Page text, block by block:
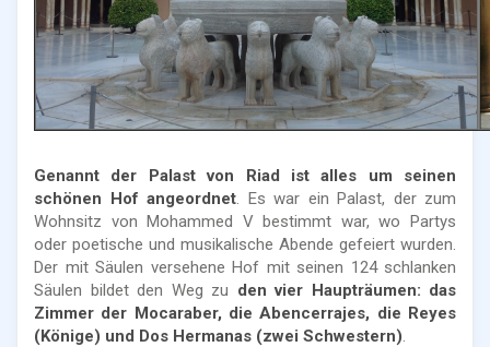
Genannt der Palast von Riad ist alles um seinen
schönen Hof angeordnet. Es war ein Palast, der zum
Wohnsitz von Mohammed V bestimmt war, wo Partys
oder poetische und musikalische Abende gefeiert wurden.
Der mit Säulen versehene Hof mit seinen 124 schlanken
Säulen bildet den Weg zu den vier Haupträumen: das
Zimmer der Mocaraber, die Abencerrajes, die Reyes
(Könige) und Dos Hermanas (zwei Schwestern).